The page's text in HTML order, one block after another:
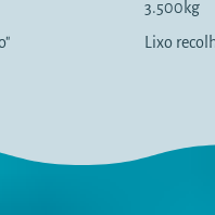
3.500kg
Lixo